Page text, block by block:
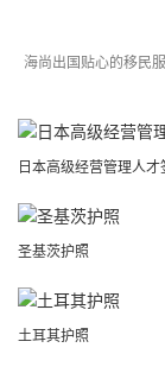
海尚出国贴心的移民
日本高级经营管理人才
圣基茨护照
土耳其护照